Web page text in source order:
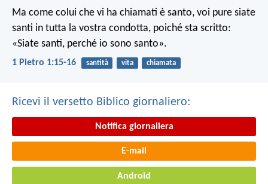
Ma come colui che vi ha chiamati è santo, voi pure siate
santi in tutta la vostra condotta, poiché sta scritto:
«Siate santi, perché io sono santo».
1 Pietro 1:15-16 santità vita chiamata
Ricevi il versetto Biblico giornaliero:
Notifica giornaliera
E-mail
Android